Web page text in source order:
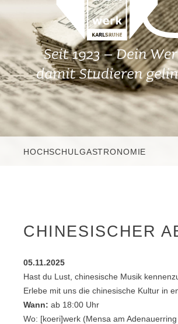
HOCHSCHULGASTRONOMIE
CHINESISCHER
05.11.2025
Hast du Lust, chinesische Musik
Erlebe mit uns die chinesische Kultur in
Wann: ab 18:00 Uhr
Wo: [koeri]werk (Mensa am